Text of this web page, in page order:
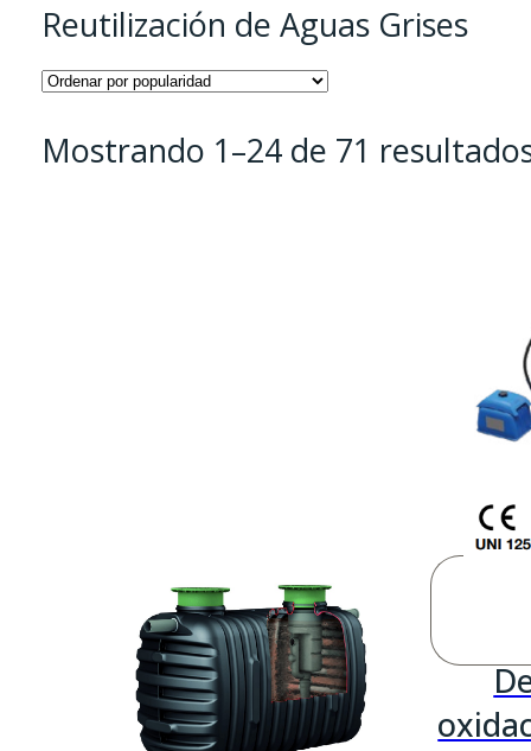
Reutilización de Aguas Grises
Mostrando 1–24 de 71